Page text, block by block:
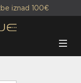
iznad 100€